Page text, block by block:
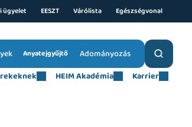
ügyelet EESZT Várólista Egészségvonal
Anyatejgyűjtő Adományozás
HEIM Akadémia Karrier